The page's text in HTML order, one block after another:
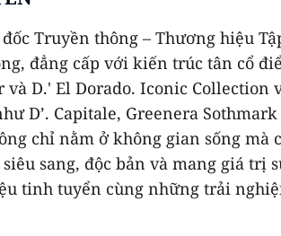
Truyền thông – Thương hiệu
đẳng cấp với kiến trúc tân cổ
và D.' El Dorado. Iconic
Capitale, Greenera Sothmark
chỉ nằm ở không gian sống mà
sang, độc bản và mang giá trị
tinh tuyển cùng những trải